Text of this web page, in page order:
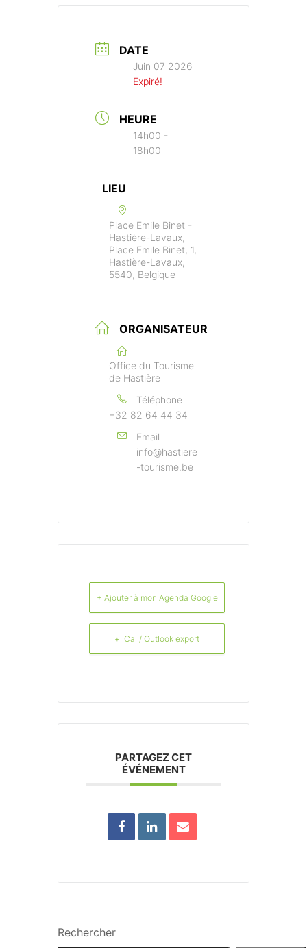
DATE
Juin 07 2026
Expiré!
HEURE
14h00 -
18h00
LIEU
Place Emile Binet -
Hastière-Lavaux,
Place Emile Binet, 1,
Hastière-Lavaux,
5540, Belgique
ORGANISATEUR
Office du Tourisme
de Hastière
Téléphone
+32 82 64 44 34
Email
info@hastiere
-tourisme.be
+ Ajouter à mon Agenda Google
+ iCal / Outlook export
PARTAGEZ CET
ÉVÉNEMENT
Rechercher